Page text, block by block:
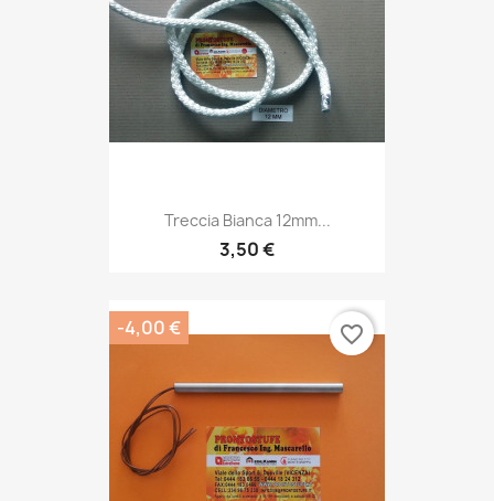
Treccia Bianca 12mm...
3,50 €
-4,00 € favorite_border